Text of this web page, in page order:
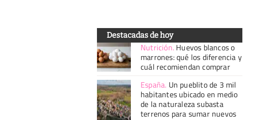
Destacadas de hoy
Nutrición. Huevos blancos o
marrones: qué los diferencia y
cuál recomiendan comprar
España. Un pueblito de 3 mil
habitantes ubicado en medio
de la naturaleza subasta
terrenos para sumar nuevos